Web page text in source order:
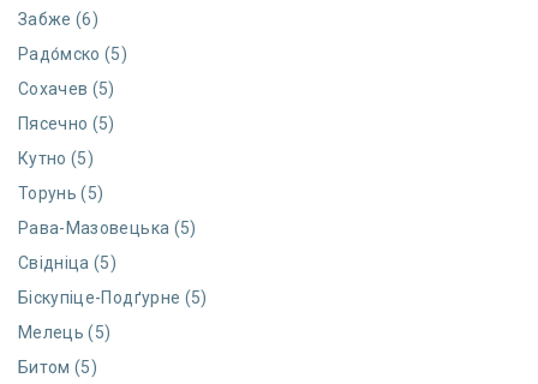
Забже (6)
Радо́мско (5)
Сохачев (5)
Пясечно (5)
Кутно (5)
Торунь (5)
Рава-Мазовецька (5)
Свідніца (5)
Біскупіце-Подґурне (5)
Мелець (5)
Битом (5)